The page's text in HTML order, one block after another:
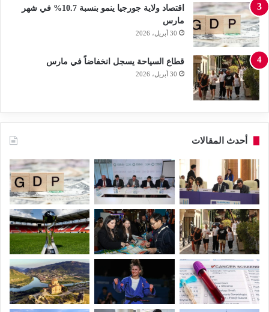
اقتصاد ولاية جورجيا ينمو بنسبة 10.7% في شهر
مارس
30 أبريل، 2026
قطاع السياحة يسجل انخفاضاً في مارس
30 أبريل، 2026
أحدث المقالات